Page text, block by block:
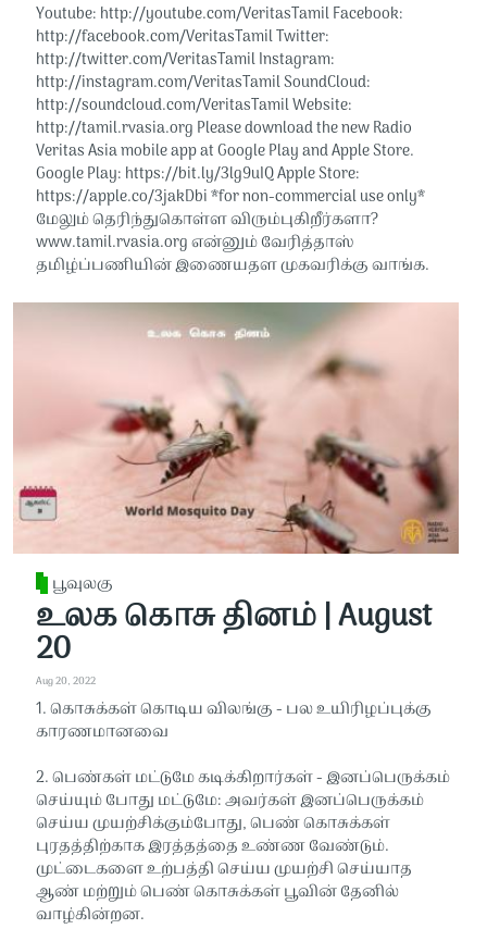
Youtube: http://youtube.com/VeritasTamil​​ Facebook:
http://facebook.com/VeritasTamil​​ Twitter:
http://twitter.com/VeritasTamil​​ Instagram:
http://instagram.com/VeritasTamil​​ SoundCloud:
http://soundcloud.com/VeritasTamil​​ Website:
http://tamil.rvasia.org Please download the new Radio
Veritas Asia mobile app at Google Play and Apple Store.
Google Play: https://bit.ly/3lg9uIQ Apple Store:
https://apple.co/3jakDbi​​ *for non-commercial use only*
மேலும் தெரிந்துகொள்ள விரும்புகிறீர்களா?
www.tamil.rvasia.org என்னும் வேரித்தாஸ்
தமிழ்ப்பணியின் இணையதள முகவரிக்கு வாங்க.
பூவுலகு
உலக கொசு தினம் | August
20
Aug 20, 2022
1. கொசுக்கள் கொடிய விலங்கு - பல உயிரிழப்புக்கு
காரணமானவை
2. பெண்கள் மட்டுமே கடிக்கிறார்கள் - இனப்பெருக்கம்
செய்யும் போது மட்டுமே: அவர்கள் இனப்பெருக்கம்
செய்ய முயற்சிக்கும்போது, ​​​​பெண் கொசுக்கள்
புரதத்திற்காக இரத்தத்தை உண்ண வேண்டும்.
முட்டைகளை உற்பத்தி செய்ய முயற்சி செய்யாத
ஆண் மற்றும் பெண் கொசுக்கள் பூவின் தேனில்
வாழ்கின்றன.